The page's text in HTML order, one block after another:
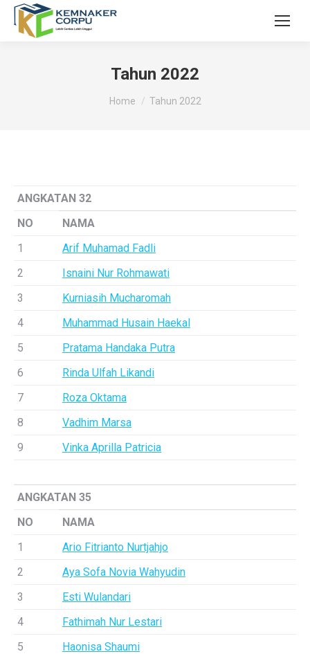
Tahun 2022
You are here:
Home Tahun 2022
ANGKATAN 32
NO
NAMA
1
Arif Muhamad Fadli
2
Isnaini Nur Rohmawati
3
Kurniasih Mucharomah
4
Muhammad Husain Haekal
5
Pratama Handaka Putra
6
Rinda Ulfah Likandi
7
Roza Oktama
8
Vadhim Marsa
9
Vinka Aprilla Patricia
ANGKATAN 35
NO
NAMA
1
Ario Fitrianto Nurtjahjo
2
Aya Sofa Novia Wahyudin
3
Esti Wulandari
4
Fathimah Nur Lestari
5
Haonisa Shaumi